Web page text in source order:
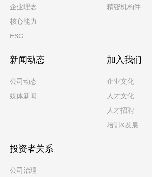
企业理念
核心能力
ESG
精密机构件
新闻动态
公司动态
媒体新闻
加入我们
企业文化
人才文化
人才招聘
培训&发展
投资者关系
公司治理